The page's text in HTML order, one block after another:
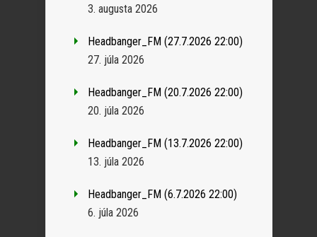
3. augusta 2026
Headbanger_FM (27.7.2026 22:00)
27. júla 2026
Headbanger_FM (20.7.2026 22:00)
20. júla 2026
Headbanger_FM (13.7.2026 22:00)
13. júla 2026
Headbanger_FM (6.7.2026 22:00)
6. júla 2026